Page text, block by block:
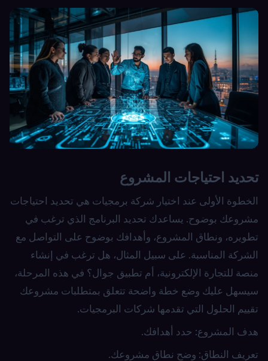
تحديد احتياجات المشروع
الخطوة الأولى عند اختيار شركة برمجيات هي تحديد احتياجات
مشروعك بوضوح. يساعدك تحديد البرنامج الذي ترغب في
تطويره، ونطاق المشروع، وأهدافك بوضوح على التواصل مع
الشركة المناسبة. على سبيل المثال، هل ترغب في إنشاء
منصة للتجارة الإلكترونية، أم تطبيق جوال؟ في هذه المرحلة،
سيسهل عليك وضع خطة واضحة تتعلق بمتطلبات مشروعك
تقييم الحلول التي تقدمها شركات البرمجيات.
هدف المشروع: حدد أهدافك.
تعريف النطاق: وضح نطاق مشروعك.